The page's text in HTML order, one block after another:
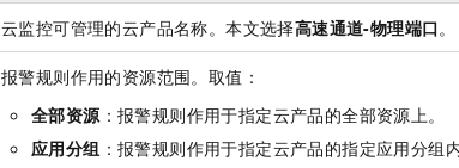
云监控可管理的云产品名称。本文选择高速通道-物理端口。
报警规则作用的资源范围。取值：
全部资源：报警规则作用于指定云产品的全部资源上。
应用分组 ：报警规则作用于指定云产品的指定应用分组